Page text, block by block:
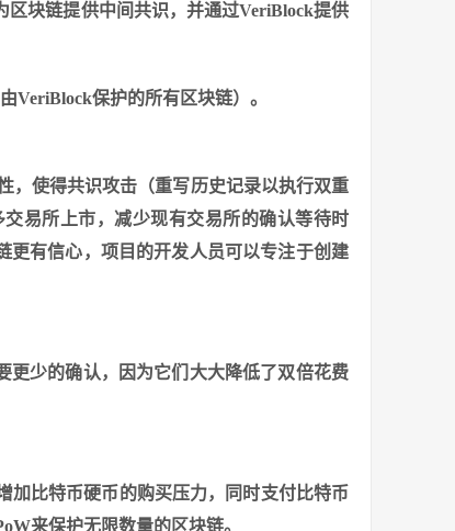
区块链提供中间共识，并通过VeriBlock提供
VeriBlock保护的所有区块链）。
，使得共识攻击（重写历史记录以执行双重
易所上市，减少现有交易所的确认等待时
更有信心，项目的开发人员可以专注于创建
更少的确认，因为它们大大降低了双倍花费
加比特币硬币的购买压力，同时支付比特币
来保护无限数量的区块链。